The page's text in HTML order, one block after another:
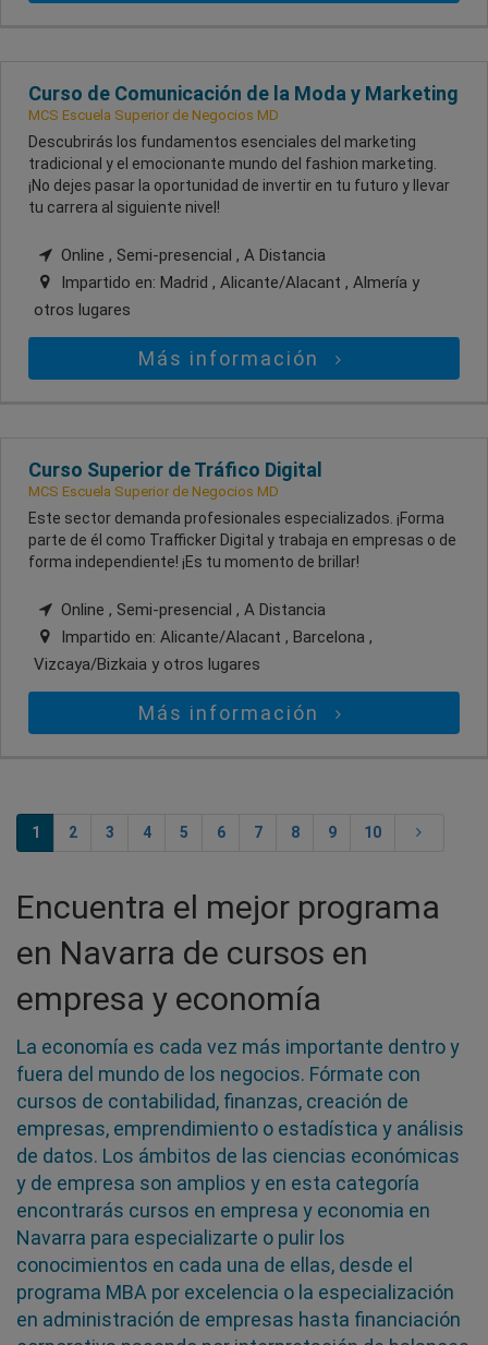
Curso de Comunicación de la Moda y Marketing
MCS Escuela Superior de Negocios MD
Descubrirás los fundamentos esenciales del marketing
tradicional y el emocionante mundo del fashion marketing.
¡No dejes pasar la oportunidad de invertir en tu futuro y llevar
tu carrera al siguiente nivel!
Online , Semi-presencial , A Distancia
Impartido en: Madrid , Alicante/Alacant , Almería y
otros lugares
Más información
Curso Superior de Tráfico Digital
MCS Escuela Superior de Negocios MD
Este sector demanda profesionales especializados. ¡Forma
parte de él como Trafficker Digital y trabaja en empresas o de
forma independiente! ¡Es tu momento de brillar!
Online , Semi-presencial , A Distancia
Impartido en: Alicante/Alacant , Barcelona ,
Vizcaya/Bizkaia y otros lugares
Más información
1 2 3 4 5 6 7 8 9 10
Encuentra el mejor programa
en Navarra de cursos en
empresa y economía
La economía es cada vez más importante dentro y
fuera del mundo de los negocios. Fórmate con
cursos de contabilidad, finanzas, creación de
empresas, emprendimiento o estadística y análisis
de datos. Los ámbitos de las ciencias económicas
y de empresa son amplios y en esta categoría
encontrarás cursos en empresa y economia en
Navarra para especializarte o pulir los
conocimientos en cada una de ellas, desde el
programa MBA por excelencia o la especialización
en administración de empresas hasta financiación